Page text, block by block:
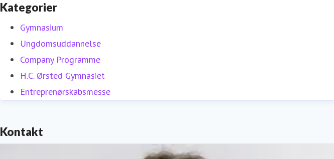
Kategorier
Gymnasium
Ungdomsuddannelse
Company Programme
H.C. Ørsted Gymnasiet
Entreprenørskabsmesse
Kontakt